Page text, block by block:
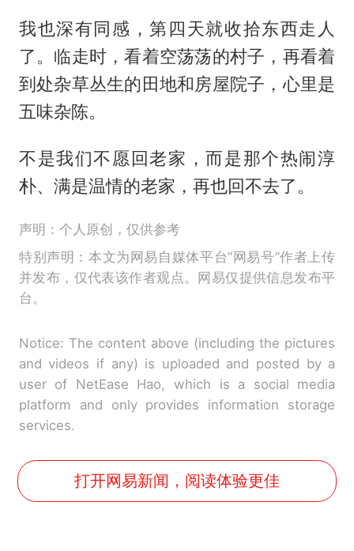
我也深有同感，第四天就收拾东西走人
了。临走时，看着空荡荡的村子，再看着
到处杂草丛生的田地和房屋院子，心里是
五味杂陈。
不是我们不愿回老家，而是那个热闹淳
朴、满是温情的老家，再也回不去了。
声明：个人原创，仅供参考
特别声明：本文为网易自媒体平台“网易号”作者上传
并发布，仅代表该作者观点。网易仅提供信息发布平
台。
Notice: The content above (including the pictures
and videos if any) is uploaded and posted by a
user of NetEase Hao, which is a social media
platform and only provides information storage
services.
打开网易新闻，阅读体验更佳